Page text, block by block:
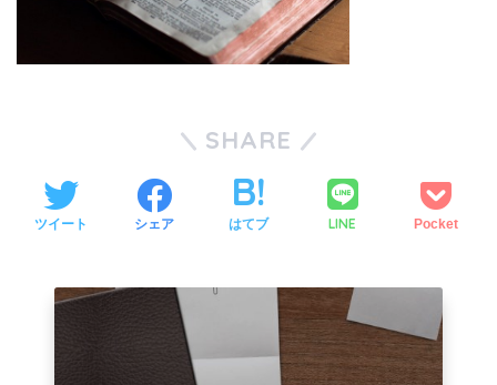
SHARE
ツイート シェア はてブ LINE Pocket